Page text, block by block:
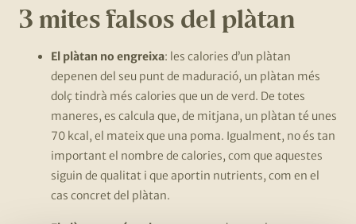
3 mites falsos del plàtan
El plàtan no engreixa: les calories d’un plàtan
depenen del seu punt de maduració, un plàtan més
dolç tindrà més calories que un de verd. De totes
maneres, es calcula que, de mitjana, un plàtan té unes
70 kcal, el mateix que una poma. Igualment, no és tan
important el nombre de calories, com que aquestes
siguin de qualitat i que aportin nutrients, com en el
cas concret del plàtan.